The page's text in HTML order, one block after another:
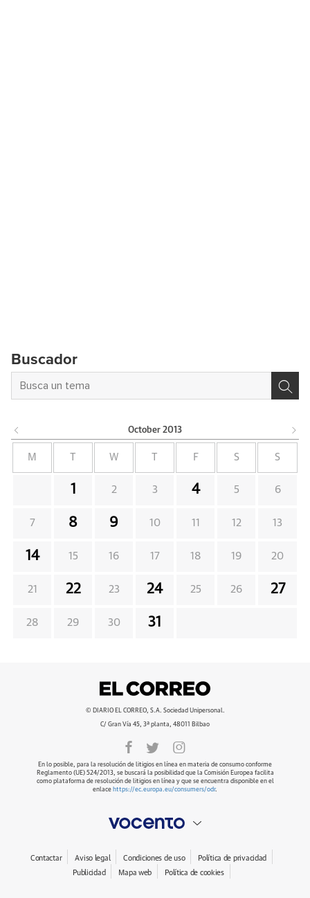
Buscador
October 2013
M W F S S
1 2 3 4 5 6
7 8 9 10 11 12 13
14 15 16 17 18 19 20
21 22 23 24 25 26 27
28 29 30 31
© DIARIO EL CORREO, S.A. Sociedad Unipersonal.
C/ Gran Vía 45, 3ª planta, 48011 Bilbao
En lo posible, para la resolución de litigios en línea en materia de consumo conforme
Reglamento (UE) 524/2013, se buscará la posibilidad que la Comisión Europea facilita
como plataforma de resolución de litigios en línea y que se encuentra disponible en el
enlace https://ec.europa.eu/consumers/odr.
Contactar Aviso legal Condiciones de uso
Política de privacidad
Publicidad
Mapa web Política de cookies